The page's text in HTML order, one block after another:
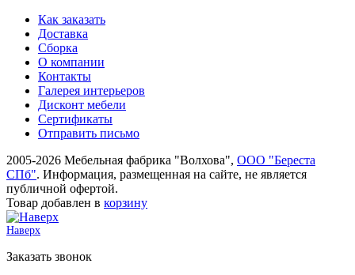
Как заказать
Доставка
Сборка
О компании
Контакты
Галерея интерьеров
Дисконт мебели
Сертификаты
Отправить письмо
2005-2026 Мебельная фабрика "Волхова", ООО "Береста
СПб". Информация, размещенная на сайте, не является
публичной офертой.
Товар добавлен в корзину
Наверх
Заказать звонок